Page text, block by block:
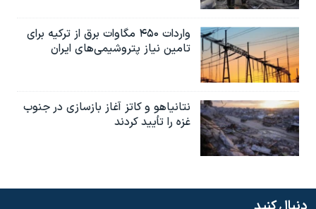
واردات ۴۵۰ مگاوات برق از ترکیه برای
تامین نیاز پتروشیمی‌های ایران
نتانیاهو و کاتز آغاز بازسازی در جنوب
غزه را تأیید کردند